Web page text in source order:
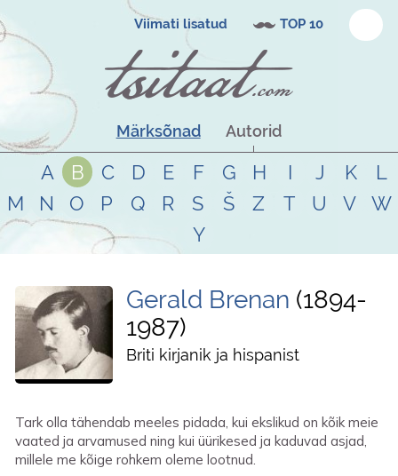
Viimati lisatud TOP 10
Märksõnad Autorid
A B C D E F G H I J K
L
M
N O P Q R S Š Z T U V
W
Y
Gerald Brenan 1894-
1987
Briti kirjanik ja hispanist
Tark olla tähendab meeles pidada, kui ekslikud on kõik meie
vaated ja arvamused ning kui üürikesed ja kaduvad asjad,
millele me kõige rohkem oleme lootnud.